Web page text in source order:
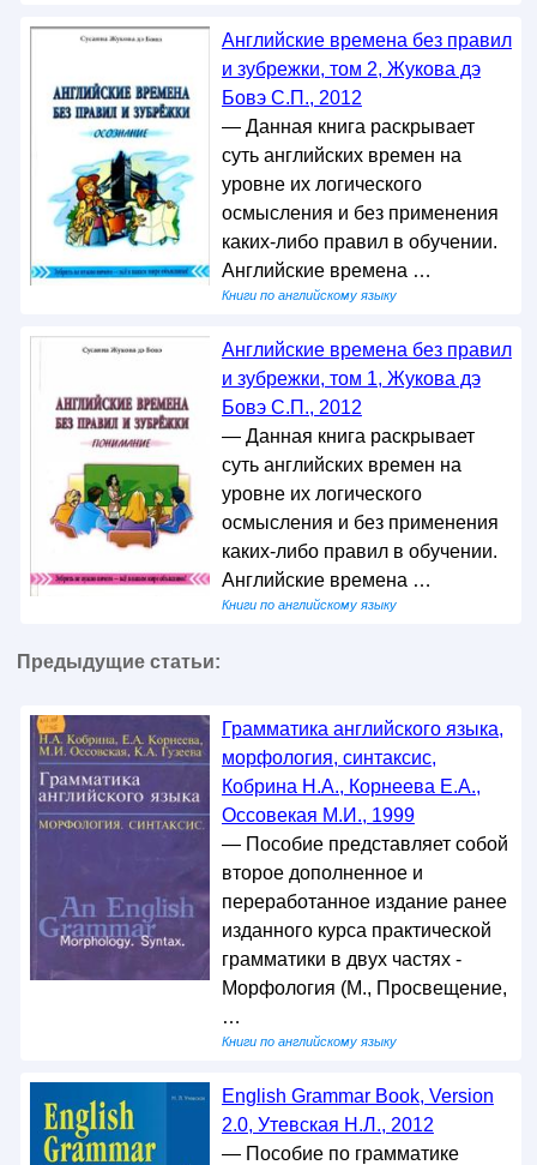
Английские времена без правил
и зубрежки, том 2, Жукова дэ
Бовэ С.П., 2012
— Данная книга раскрывает
суть английских времен на
уровне их логического
осмысления и без применения
каких-либо правил в обучении.
Английские времена …
Книги по английскому языку
Английские времена без правил
и зубрежки, том 1, Жукова дэ
Бовэ С.П., 2012
— Данная книга раскрывает
суть английских времен на
уровне их логического
осмысления и без применения
каких-либо правил в обучении.
Английские времена …
Книги по английскому языку
Предыдущие статьи:
Грамматика английского языка,
морфология, синтаксис,
Кобрина Н.А., Корнеева Е.А.,
Оссовекая М.И., 1999
— Пособие представляет собой
второе дополненное и
переработанное издание ранее
изданного курса практической
грамматики в двух частях -
Морфология (М., Просвещение,
…
Книги по английскому языку
English Grammar Book, Version
2.0, Утевская Н.Л., 2012
— Пособие по грамматике